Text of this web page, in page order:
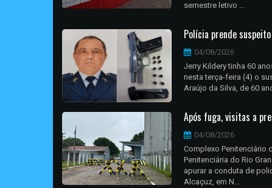
semestre letivo ...
Polícia prende
04/08/2026
Jerry Kildery tinha 60
nesta terça-feira (4) o
Araújo da Silva, de 60
Após fuga, visitas a
04/08/2026
Complexo Penitenciário
Penitenciária do Rio
apurar a conduta de
Alcaçuz, em N...